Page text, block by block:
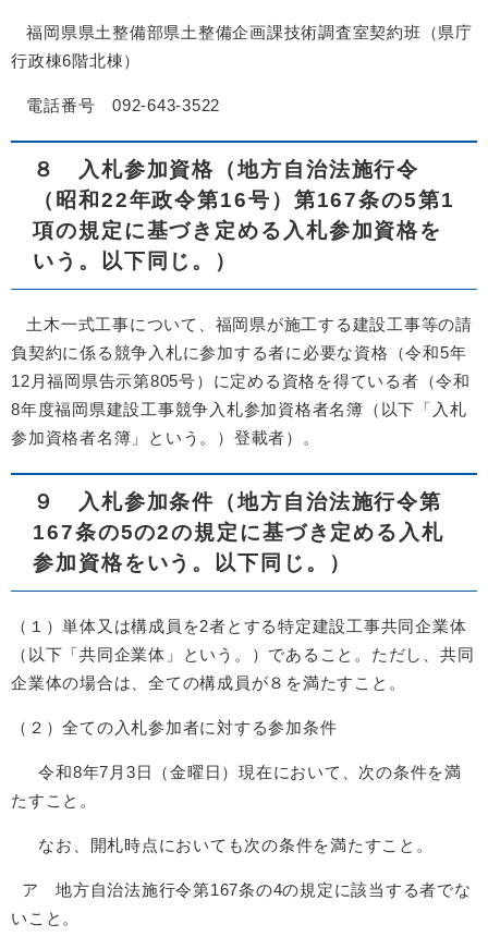
福岡県県土整備部県土整備企画課技術調査室契約班（県庁
行政棟6階北棟）
電話番号 092-643-3522
８ 入札参加資格（地方自治法施行令
（昭和22年政令第16号）第167条の5第1
項の規定に基づき定める入札参加資格を
いう。以下同じ。）
土木一式工事について、福岡県が施工する建設工事等の請
負契約に係る競争入札に参加する者に必要な資格（令和5年
12月福岡県告示第805号）に定める資格を得ている者（令和
8年度福岡県建設工事競争入札参加資格者名簿（以下「入札
参加資格者名簿」という。）登載者）。
９ 入札参加条件（地方自治法施行令第
167条の5の2の規定に基づき定める入札
参加資格をいう。以下同じ。）
（１）単体又は構成員を2者とする特定建設工事共同企業体
（以下「共同企業体」という。）であること。ただし、共同
企業体の場合は、全ての構成員が８を満たすこと。
（２）全ての入札参加者に対する参加条件
令和8年7月3日（金曜日）現在において、次の条件を満
たすこと。
なお、開札時点においても次の条件を満たすこと。
ア 地方自治法施行令第167条の4の規定に該当する者でな
いこと。